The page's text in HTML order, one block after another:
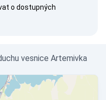
o dostupných
vesnice Artemivka